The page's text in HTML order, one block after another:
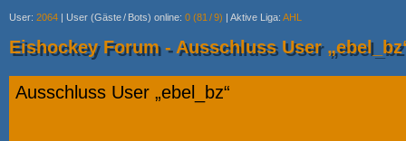
User: 2064 | User (Gäste/ Bots) online: 0 (81 /9) | Aktive Liga: AHL
Eishockey Forum - Ausschluss User
Ausschluss User „ebel_bz“